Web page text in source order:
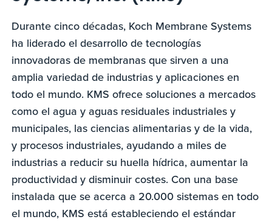
Durante cinco décadas, Koch Membrane Systems
ha liderado el desarrollo de tecnologías
innovadoras de membranas que sirven a una
amplia variedad de industrias y aplicaciones en
todo el mundo. KMS ofrece soluciones a mercados
como el agua y aguas residuales industriales y
municipales, las ciencias alimentarias y de la vida,
y procesos industriales, ayudando a miles de
industrias a reducir su huella hídrica, aumentar la
productividad y disminuir costes. Con una base
instalada que se acerca a 20.000 sistemas en todo
el mundo, KMS está estableciendo el estándar